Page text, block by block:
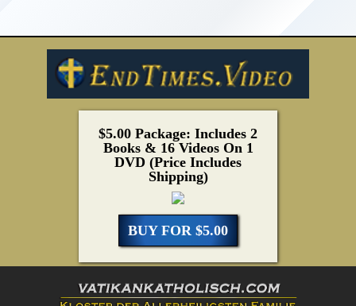
$5.00 Package: Includes 2
Books & 16 Videos On 1
DVD (Price Includes
Shipping)
BUY FOR $5.00